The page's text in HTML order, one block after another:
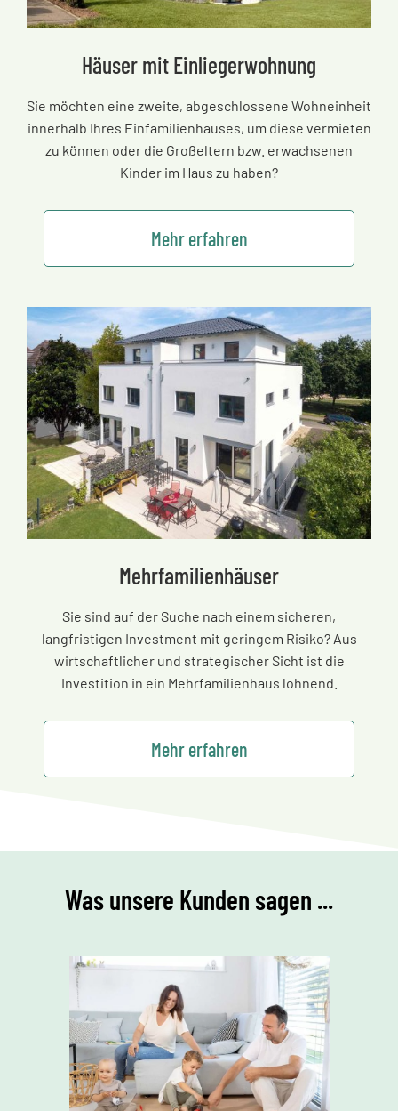
Häuser mit Einliegerwohnung
Sie möchten eine zweite, abgeschlossene Wohneinheit
innerhalb Ihres Einfamilienhauses, um diese vermieten
zu können oder die Großeltern bzw. erwachsenen
Kinder im Haus zu haben?
Mehr erfahren
Mehrfamilienhäuser
Sie sind auf der Suche nach einem sicheren,
langfristigen Investment mit geringem Risiko? Aus
wirtschaftlicher und strategischer Sicht ist die
Investition in ein Mehrfamilienhaus lohnend.
Mehr erfahren
Was unsere Kunden sagen ...